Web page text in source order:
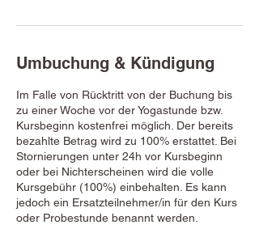
Umbuchung & Kündigung
Im Falle von Rücktritt von der Buchung bis
zu einer Woche vor der Yogastunde bzw.
Kursbeginn kostenfrei möglich. Der bereits
bezahlte Betrag wird zu 100% erstattet. Bei
Stornierungen unter 24h vor Kursbeginn
oder bei Nichterscheinen wird die volle
Kursgebühr (100%) einbehalten. Es kann
jedoch ein Ersatzteilnehmer/in für den Kurs
oder Probestunde benannt werden.